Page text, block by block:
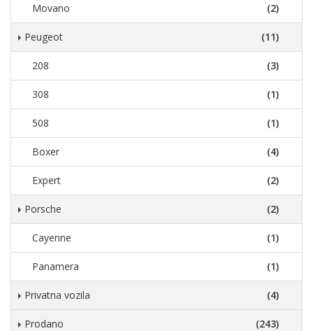
Movano (2)
Peugeot (11)
208 (3)
308 (1)
508 (1)
Boxer (4)
Expert (2)
Porsche (2)
Cayenne (1)
Panamera (1)
Privatna vozila (4)
Prodano (243)